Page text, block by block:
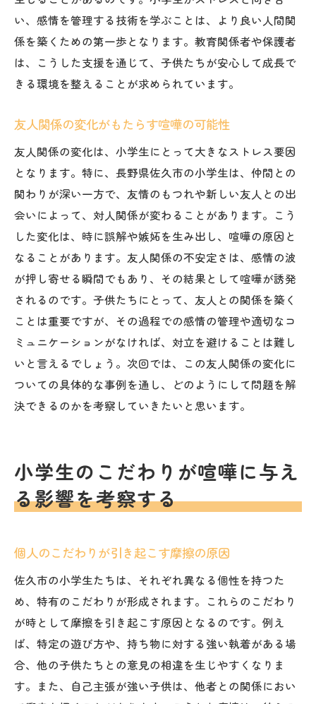
効果的なフィードバックを通じたコミュニ
ケーションの改善
異文化理解を通じて広がるコミュニケーシ
ョン力
い、感情を管理する技術を学ぶことは、より良い人間関
係を築くための第一歩となります。教育関係者や保護者
は、こうした支援を通じて、子供たちが安心して成長で
きる環境を整えることが求められています。
友人関係の変化がもたらす喧嘩の可能性
友人関係の変化は、小学生にとって大きなストレス要因
となります。特に、長野県佐久市の小学生は、仲間との
関わりが深い一方で、友情のもつれや新しい友人との出
会いによって、対人関係が変わることがあります。こう
した変化は、時に誤解や嫉妬を生み出し、喧嘩の原因と
なることがあります。友人関係の不安定さは、感情の波
が押し寄せる瞬間でもあり、その結果として喧嘩が誘発
されるのです。子供たちにとって、友人との関係を築く
ことは重要ですが、その過程での感情の管理や適切なコ
ミュニケーションがなければ、対立を避けることは難し
いと言えるでしょう。次回では、この友人関係の変化に
ついての具体的な事例を通し、どのようにして問題を解
決できるのかを考察していきたいと思います。
小学生のこだわりが喧嘩に与え
る影響を考察する
個人のこだわりが引き起こす摩擦の原因
佐久市の小学生たちは、それぞれ異なる個性を持つた
め、特有のこだわりが形成されます。これらのこだわり
が時として摩擦を引き起こす原因となるのです。例え
ば、特定の遊び方や、持ち物に対する強い執着がある場
合、他の子供たちとの意見の相違を生じやすくなりま
す。また、自己主張が強い子供は、他者との関係におい